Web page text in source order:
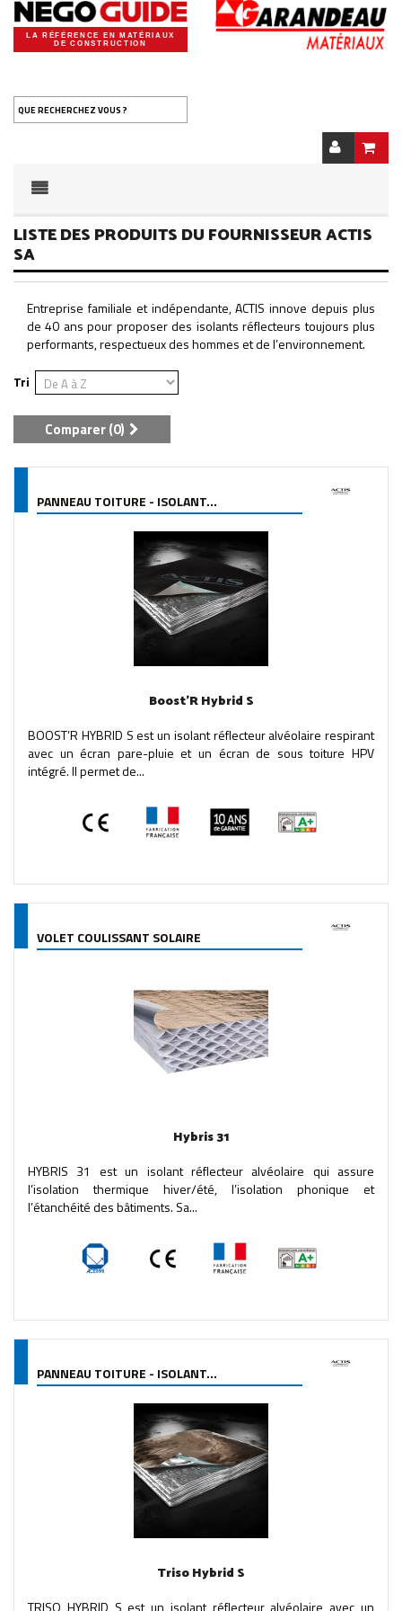
LA RÉFÉRENCE EN MATÉRIAUX
DE CONSTRUCTION
QUE RECHERCHEZ VOUS ?
LISTE DES PRODUITS DU FOURNISSEUR ACTIS
SA
Entreprise familiale et indépendante, ACTIS innove depuis plus
de 40 ans pour proposer des isolants réflecteurs toujours plus
performants, respectueux des hommes et de l’environnement.
Tri
Comparer (0)
PANNEAU TOITURE - ISOLANT...
Boost'R Hybrid S
BOOST’R HYBRID S est un isolant réflecteur alvéolaire respirant
avec un écran pare-pluie et un écran de sous toiture HPV
intégré. Il permet de...
VOLET COULISSANT SOLAIRE
Hybris 31
HYBRIS 31 est un isolant réflecteur alvéolaire qui assure
l’isolation thermique hiver/été, l’isolation phonique et
l’étanchéité des bâtiments. Sa...
PANNEAU TOITURE - ISOLANT...
Triso Hybrid S
TRISO HYBRID S est un isolant réflecteur alvéolaire avec un